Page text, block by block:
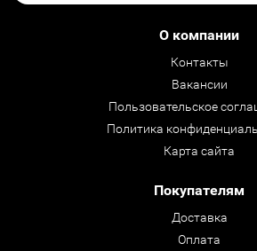
О компании
Контакты
Вакансии
Пользовательское
Политика
Карта сайта
Покупателям
Доставка
Оплата